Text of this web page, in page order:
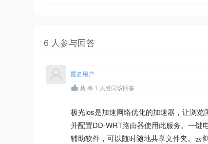
6 人参与回答
匿名用户
蔡 等 1 人赞同该回答
极光ios是加速网络优化的加速器，让浏览
并配置DD-WRT路由器使用此服务。一键
辅助软件，可以随时随地共享文件夹。云